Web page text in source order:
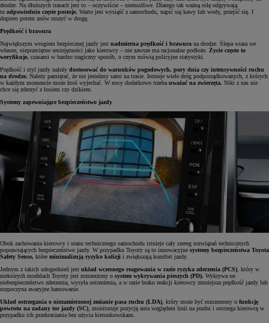
drodze. Na dłuższych trasach jest to – oczywiście – niemożliwe. Dlatego tak ważną rolę odgrywają
tu odpowiednio częste postoje. Warto jest wysiąść z samochodu, napić się kawy lub wody, przejść się. I
dopiero potem znów ruszyć w drogę.
Prędkość i brawura
Największym wrogiem bezpiecznej jazdy jest nadmierna prędkość i brawura na drodze. Ślepa wiara we
własne, nieprzeciętne umiejętności jako kierowcy – nie zawsze ma racjonalne podłoże. Życie często to
weryfikuje, czasami w bardzo tragiczny sposób, o czym mówią policyjne statystyki.
Prędkość i styl jazdy należy dostosować do warunków pogodowych, pory dnia czy intensywności ruchu
na drodze. Należy pamiętać, że nie jesteśmy sami na trasie. Istnieje wiele dróg podporządkowanych, z których
w każdym momencie może ktoś wyjechać. W nocy dodatkowo trzeba uważać na zwierzęta. Nikt z nas nie
chce się zderzyć z łosiem czy dzikiem.
Systemy zapewniające bezpieczeństwo jazdy
Obok zachowania kierowcy i stanu technicznego samochodu istnieje cały szereg rozwiązań technicznych
poprawiających bezpieczeństwo jazdy. W przypadku Toyoty są to innowacyjne systemy bezpieczeństwa Toyota
Safety Sense, które minimalizują ryzyko kolizji i zwiększają komfort jazdy.
Jednym z takich udogodnień jest układ wczesnego reagowania w razie ryzyka zderzenia (PCS) , który w
niektórych modelach Toyoty jest rozszerzony o system wykrywania pieszych (PD). Wykrywa on
niebezpieczeństwo zderzenia, wysyła ostrzeżenia, a w razie braku reakcji kierowcy zmniejsza prędkość jazdy lub
rozpoczyna awaryjne hamowanie.
Układ ostrzegania o niezamierzonej zmianie pasa ruchu (LDA) , który może być rozszerzony o funkcję
powrotu na zadany tor jazdy (SC) , monitoruje pozycję auta względem linii na jezdni i ostrzega kierowcę w
przypadku ich przekraczania bez użycia kierunkowskazu.